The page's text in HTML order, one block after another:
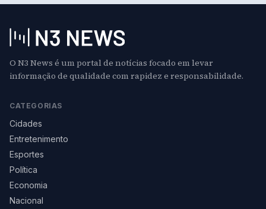
O N3 News é um portal de notícias focado em levar
informação de qualidade com rapidez e responsabilidade.
CATEGORIAS
Cidades
Entretenimento
Esportes
Política
Economia
Nacional